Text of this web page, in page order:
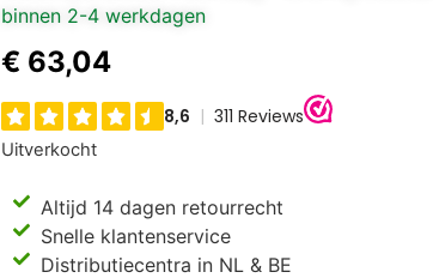
binnen 2-4 werkdagen
€ 63,04
Uitverkocht
Altijd 14 dagen retourrecht
Snelle klantenservice
Distributiecentra in NL & BE